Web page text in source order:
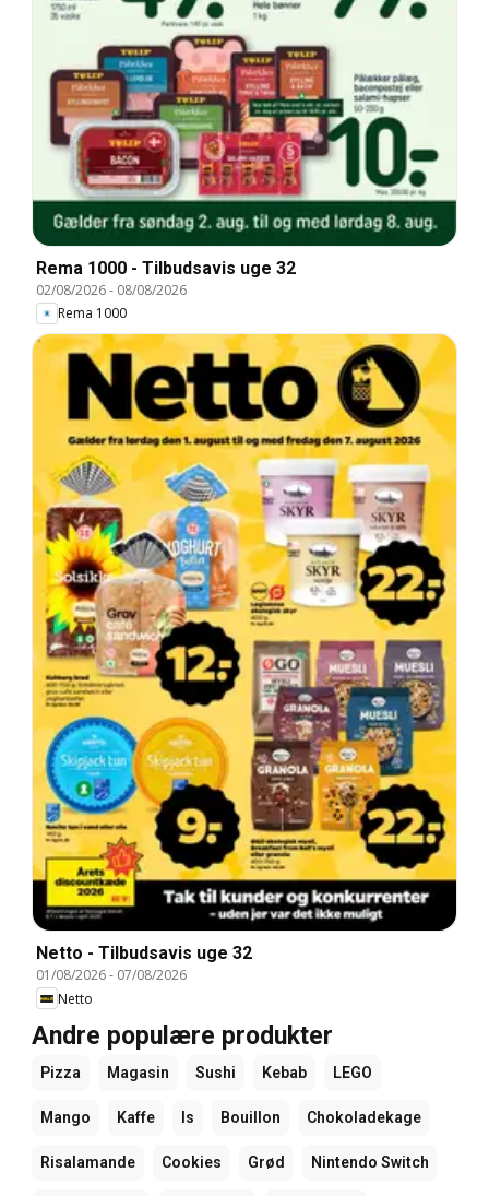
Rema 1000 - Tilbudsavis uge 32
02/08/2026- 08/08/2026
Rema 1000
Netto - Tilbudsavis uge 32
01/08/2026- 07/08/2026
Netto
Andre populære produkter
Pizza Magasin Sushi Kebab LEGO
Mango Kaffe Is Bouillon Chokoladekage
Risalamande Cookies Grød Nintendo Switch